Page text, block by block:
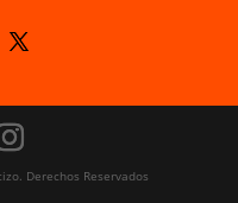
Derechos Reservados